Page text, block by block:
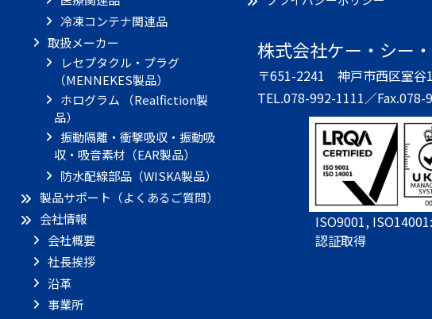
冷凍コンテナ関連品
取扱メーカー
レセプタクル・プラグ
（MENNEKES製品）
ホログラム （Realfiction製
品）
振動隔離・衝撃吸収・振動吸
収・吸音素材（EAR製品）
防水配線部品（WISKA製品）
製品サポート（よくあるご質問）
会社情報
会社概要
社長挨拶
沿革
事業所
株式会社ケー・シー
〒651-2241 神戸市西区室谷
TEL.078-992-1111／Fax.078-
ISO9001,
認証取得